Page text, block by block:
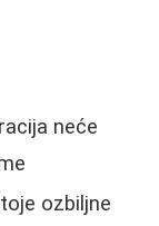
neće
ozbiljne